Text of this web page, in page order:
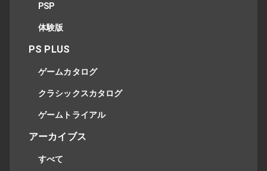
PSP
体験版
PS PLUS
ゲームカタログ
クラシックスカタログ
ゲームトライアル
アーカイブス
すべて